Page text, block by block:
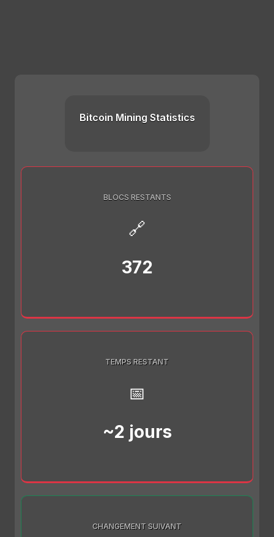
Bitcoin Mining Statistics
BLOCS RESTANTS
🔗
372
TEMPS RESTANT
📅
~2 jours
CHANGEMENT SUIVANT